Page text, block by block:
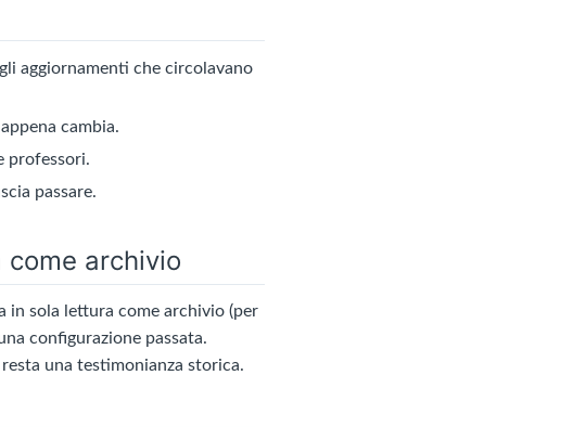
aggiornamenti che circolavano
cambia.
professori.
passare.
archivio
in sola lettura come archivio (per
configurazione passata.
una testimonianza storica.